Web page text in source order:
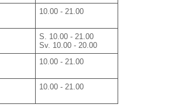
10.00 - 21.00
S. 10.00 - 21.00
Sv. 10.00 - 20.00
10.00 - 21.00
10.00 - 21.00